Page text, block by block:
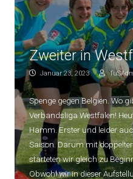
Zweiter in
Januar 23, 2023
Spenge gegen Belgien. Wo
Verbandsliga Westfalen!
Hamm. Erster und leider
Saison. Darum mit
starteten wir gleich zu
Obwohl wir in dieser
SEITENLEISTE